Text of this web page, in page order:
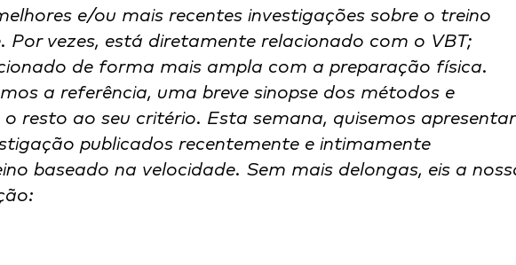
e/ou mais recentes investigações sobre o treino
Por vezes, está diretamente relacionado com o VBT;
de forma mais ampla com a preparação física.
a referência, uma breve sinopse dos métodos e
resto ao seu critério. Esta semana, quisemos
publicados recentemente e intimamente
baseado na velocidade. Sem mais delongas, eis a